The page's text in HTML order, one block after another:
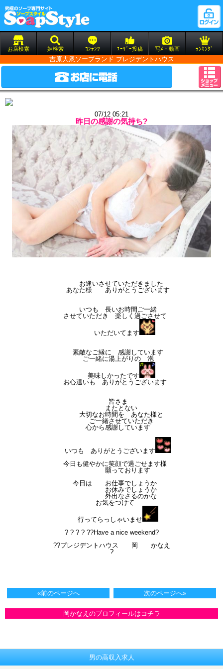
お店検索 姫検索 ｺﾝﾃﾝﾂ ﾕｰｻﾞｰ投稿 写ﾒ・動画 ﾗﾝｷﾝｸﾞ
吉原大衆ソープランド プレジデントハウス
07/12 05:21
昨日の感謝の気持ち?
お逢いさせていただきました
あなた様 ありがとうございます
いつも 長いお時間ご一緒
させていただき 楽しく過ごさせて
いただいてます
素敵なご縁に 感謝しています
ご一緒に湯上がりの 泡
美味しかったです
お心遣いも ありがとうございます
皆さま
またとない
大切なお時間を あなた様と
ご一緒させていただき
心から感謝しています
いつも ありがとうございます
今日も健やかに笑顔で過ごせます様
願っております
今日は お仕事でしょうか
お休みでしょうか
外出なさるのかな
お気をつけて
行ってらっしゃいませ
? ? ? ? ??Have a nice weekend?
??プレジデントハウス 岡 かなえ
?
«前のページへ 次のページへ»
岡かなえのプロフィールはコチラ
男の高収入求人